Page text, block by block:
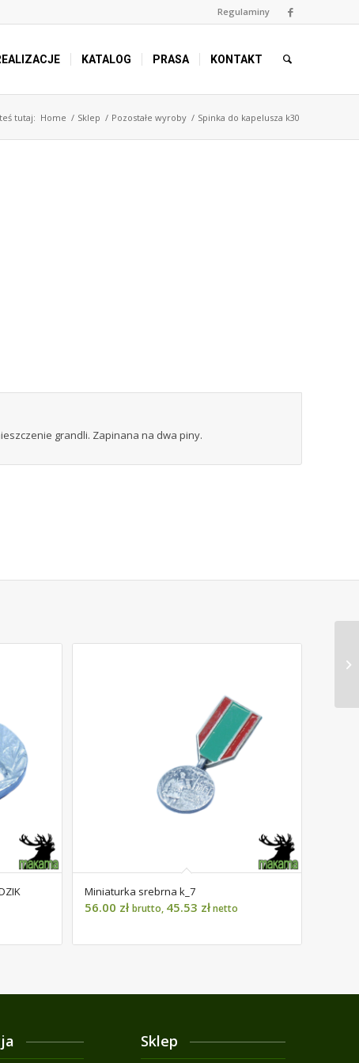
Regulaminy
KATALOG PRASA KONTAKT
tutaj: Home / Sklep / Pozostałe wyroby / Spinka do kapelusza k30
grandli. Zapinana na dwa piny.
Miniaturka srebrna k_7
56.00 zł brutto, 45.53 złnetto
Sklep